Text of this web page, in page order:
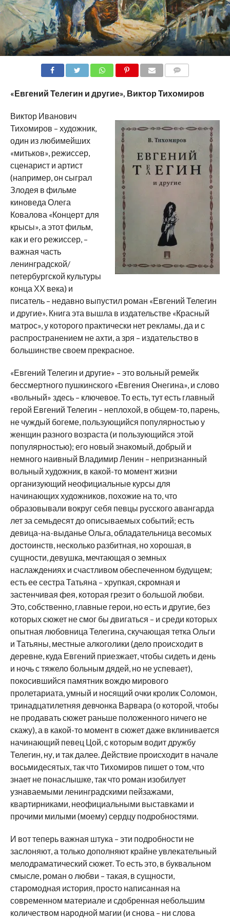
«Евгений Телегин и другие», Виктор Тихомиров
Виктор Иванович
Тихомиров – художник,
один из любимейших
«митьков», режиссер,
сценарист и артист
(например, он сыграл
Злодея в фильме
киноведа Олега
Ковалова «Концерт для
крысы», а этот фильм,
как и его режиссер, –
важная часть
ленинградской/
петербургской культуры
конца ХХ века) и
писатель – недавно выпустил роман «Евгений Телегин
и другие». Книга эта вышла в издательстве «Красный
матрос», у которого практически нет рекламы, да и с
распространением не ахти, а зря – издательство в
большинстве своем прекрасное.
«Евгений Телегин и другие» – это вольный ремейк
бессмертного пушкинского «Евгения Онегина», и слово
«вольный» здесь – ключевое. То есть, тут есть главный
герой Евгений Телегин – неплохой, в общем-то, парень,
не чуждый богеме, пользующийся популярностью у
женщин разного возраста (и пользующийся этой
популярностью); его новый знакомый, добрый и
немного наивный Владимир Ленин – непризнанный
вольный художник, в какой-то момент жизни
организующий неофициальные курсы для
начинающих художников, похожие на то, что
образовывали вокруг себя певцы русского авангарда
лет за семьдесят до описываемых событий; есть
девица-на-выданье Ольга, обладательница весомых
достоинств, несколько разбитная, но хорошая, в
сущности, девушка, мечтающая о земных
наслаждениях и счастливом обеспеченном будущем;
есть ее сестра Татьяна – хрупкая, скромная и
застенчивая фея, которая грезит о большой любви.
Это, собственно, главные герои, но есть и другие, без
которых сюжет не смог бы двигаться – и среди которых
опытная любовница Телегина, скучающая тетка Ольги
и Татьяны, местные алкоголики (дело происходит в
деревне, куда Евгений приезжает, чтобы сидеть и день
и ночь с тяжело больным дядей, но не успевает),
покосившийся памятник вождю мирового
пролетариата, умный и носящий очки кролик Соломон,
тринадцатилетняя девчонка Варвара (о которой, чтобы
не продавать сюжет раньше положенного ничего не
скажу), а в какой-то момент в сюжет даже вклинивается
начинающий певец Цой, с которым водит дружбу
Телегин, ну, и так далее. Действие происходит в начале
восьмидесятых, так что Тихомиров пишет о том, что
знает не понаслышке, так что роман изобилует
узнаваемыми ленинградскими пейзажами,
квартирниками, неофициальными выставками и
прочими милыми (моему) сердцу подробностями.
И вот теперь важная штука – эти подробности не
заслоняют, а только дополняют крайне увлекательный
мелодраматический сюжет. То есть это, в буквальном
смысле, роман о любви – такая, в сущности,
старомодная история, просто написанная на
современном материале и сдобренная небольшим
количеством народной магии (и снова – ни слова